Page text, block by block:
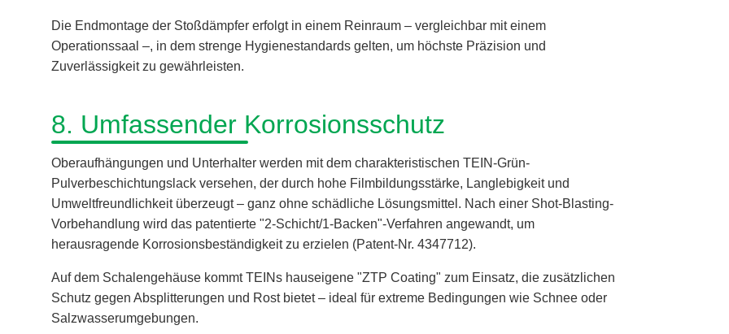
Die Endmontage der Stoßdämpfer erfolgt in einem Reinraum – vergleichbar mit einem
Operationssaal –, in dem strenge Hygienestandards gelten, um höchste Präzision und
Zuverlässigkeit zu gewährleisten.
8. Umfassender Korrosionsschutz
Oberaufhängungen und Unterhalter werden mit dem charakteristischen TEIN-Grün-
Pulverbeschichtungslack versehen, der durch hohe Filmbildungsstärke, Langlebigkeit und
Umweltfreundlichkeit überzeugt – ganz ohne schädliche Lösungsmittel. Nach einer Shot-Blasting-
Vorbehandlung wird das patentierte "2-Schicht/1-Backen"-Verfahren angewandt, um
herausragende Korrosionsbeständigkeit zu erzielen (Patent-Nr. 4347712).
Auf dem Schalengehäuse kommt TEINs hauseigene "ZTP Coating" zum Einsatz, die zusätzlichen
Schutz gegen Absplitterungen und Rost bietet – ideal für extreme Bedingungen wie Schnee oder
Salzwasserumgebungen.